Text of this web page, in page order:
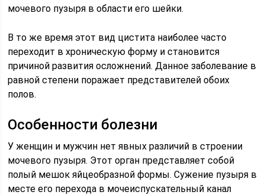
мочевого пузыря в области его шейки.
В то же время этот вид цистита наиболее часто
переходит в хроническую форму и становится
причиной развития осложнений. Данное заболевание в
равной степени поражает представителей обоих
полов.
Особенности болезни
У женщин и мужчин нет явных различий в строении
мочевого пузыря. Этот орган представляет собой
полый мешок яйцеобразной формы. Сужение пузыря в
месте его перехода в мочеиспускательный канал